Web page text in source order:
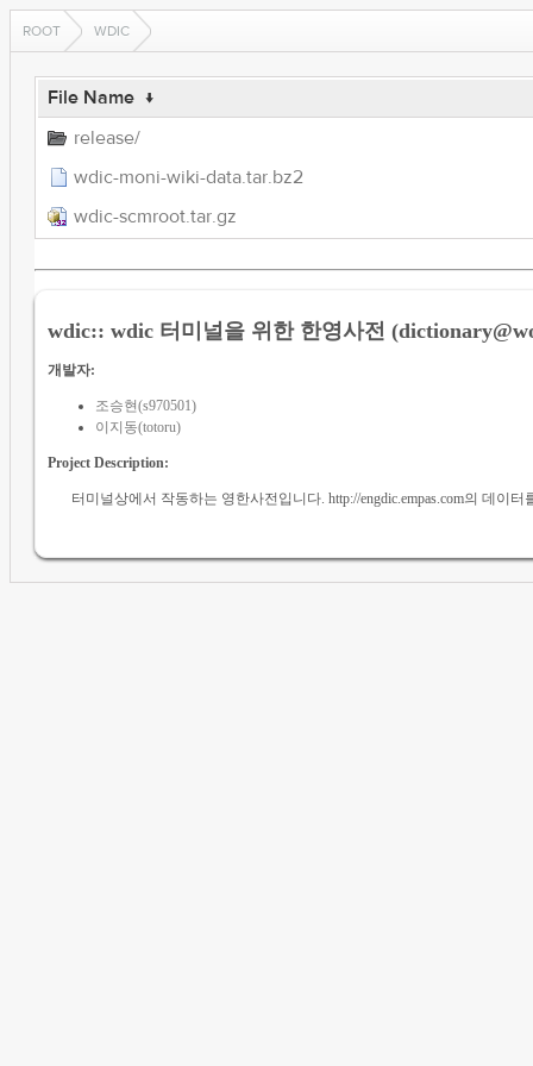
ROOT WDIC
File Name ↓
release/
wdic-moni-wiki-data.tar.bz2
wdic-scmroot.tar.gz
wdic:: wdic 터미널을 위한 한영사전
개발자:
조승현(s970501)
이지동(totoru)
Project Description:
터미널상에서 작동하는 영한사전입니다. http://engdic.empas.com의 데이